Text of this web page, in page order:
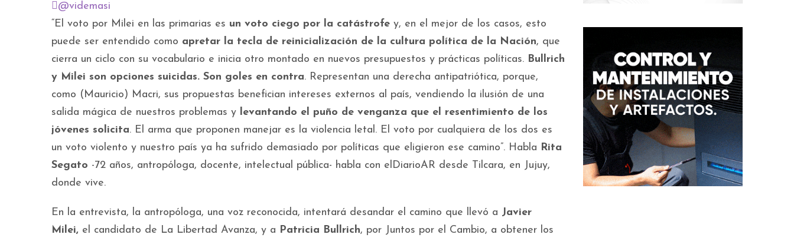
@videmasi
“El voto por Milei en las primarias es un voto ciego por la catástrofe y, en el mejor de los casos, esto
puede ser entendido como apretar la tecla de reinicialización de la cultura política de la Nación, que
cierra un ciclo con su vocabulario e inicia otro montado en nuevos presupuestos y prácticas políticas. Bullrich
y Milei son opciones suicidas. Son goles en contra. Representan una derecha antipatriótica, porque,
como (Mauricio) Macri, sus propuestas benefician intereses externos al país, vendiendo la ilusión de una
salida mágica de nuestros problemas y levantando el puño de venganza que el resentimiento de los
jóvenes solicita. El arma que proponen manejar es la violencia letal. El voto por cualquiera de los dos es
un voto violento y nuestro país ya ha sufrido demasiado por políticas que eligieron ese camino”. Habla Rita
Segato -72 años, antropóloga, docente, intelectual pública- habla con elDiarioAR desde Tilcara, en Jujuy,
donde vive.
En la entrevista, la antropóloga, una voz reconocida, intentará desandar el camino que llevó a Javier
Milei, el candidato de La Libertad Avanza, y a Patricia Bullrich, por Juntos por el Cambio, a obtener los